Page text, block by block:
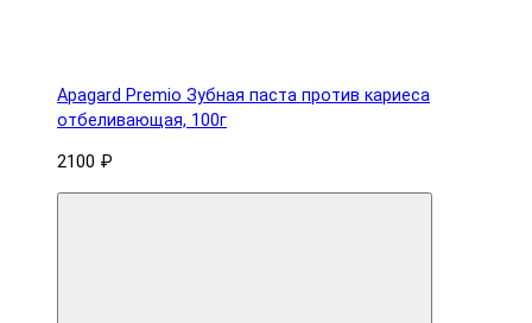
Apagard Premio Зубная паста против кариеса
отбеливающая, 100г
2100 ₽